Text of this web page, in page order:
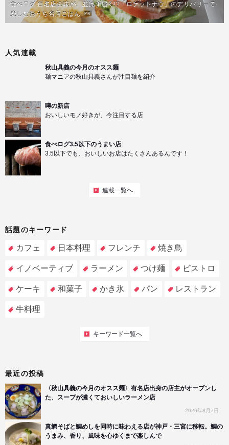
食べログ 百名店の味が、並ばず届く!?「ロケットナウ」のデリバリーで
楽しむおうち名店ごはん PR
人気連載
秋山具義の今月のオスス麺
麺マニアの秋山具義さんが注目麺を紹介
噂の新店
おいしいモノ好きが、今注目する店
食べログ3.5以下のうまい店
3.5以下でも、おいしいお店はたくさんあるんです！
連載一覧へ
話題のキーワード
カフェ 日本料理 フレンチ 焼き鳥
イノベーティブ ラーメン つけ麺 ビストロ
ケーキ 和菓子 かき氷 パン レストラン
牛料理
キーワード一覧へ
最近の投稿
〈秋山具義の今月のオスス麺〉有名店出身の店主がオープンし
た、スープが濃くておいしいラーメン店
2026年8月7日
真鯛そばと鯛めしを同時に味わえる店が神戸・三宮に移転。鯛の
うまみ、香り、風味を心ゆくまで楽しんで